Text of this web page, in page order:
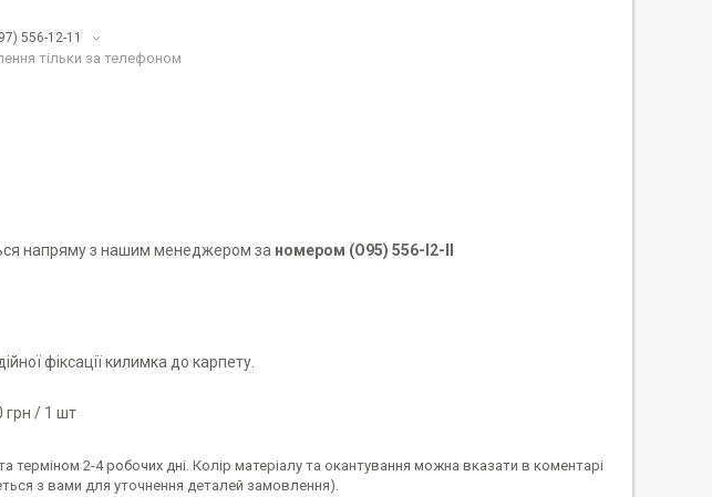
556-12-11
тільки за телефоном
напряму з нашим менеджером за номером (О95) 556-I2-II
фіксації килимка до карпету.
грн / 1 шт
терміном 2-4 робочих дні. Колір матеріалу та окантування можна вказати в коментарі
з вами для уточнення деталей замовлення).